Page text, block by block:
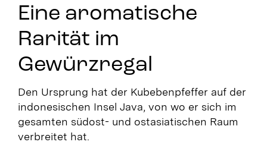
Eine aromatische
Rarität im
Gewürzregal
Den Ursprung hat der Kubebenpfeffer auf der
indonesischen Insel Java, von wo er sich im
gesamten südost- und ostasiatischen Raum
verbreitet hat.